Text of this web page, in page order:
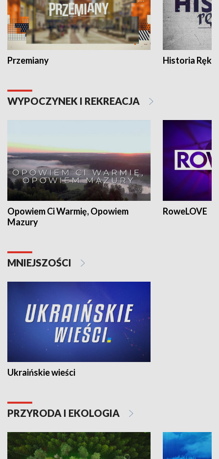
Przemiany Historia Ręką
WYPOCZYNEK I REKREACJA
Opowiem Ci Warmię, Opowiem
Mazury
RoweLOVE
MNIEJSZOŚCI
Ukraińskie wieści
PRZYRODA I EKOLOGIA